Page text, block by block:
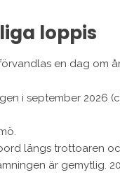
loppis
en dag om
i september 2026
längs trottoaren
är gemytlig.